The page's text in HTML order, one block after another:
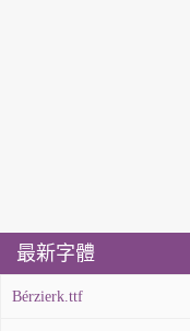
最新字體
Bérzierk.ttf